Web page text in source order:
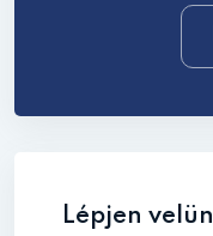
Lépjen